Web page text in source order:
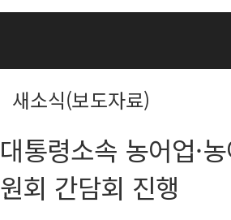
새소식(보도자료)
대통령소속 농어업·
원회 간담회 진행